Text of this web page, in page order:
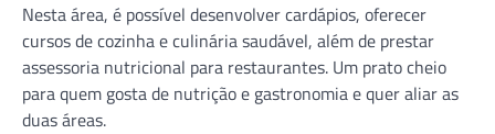
Nesta área, é possível desenvolver cardápios, oferecer
cursos de cozinha e culinária saudável, além de prestar
assessoria nutricional para restaurantes. Um prato cheio
para quem gosta de nutrição e gastronomia e quer aliar as
duas áreas.